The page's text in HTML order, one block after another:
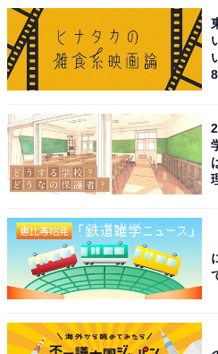
香」「永野芽郁」を抑え1位と
・
高校生が「今一番好きなアー
位「King & Prince」、1位は？
高校生が「今一番好きな俳優
「菅田将暉」「山﨑賢人」を
【関連リンク】
・プレスリリース